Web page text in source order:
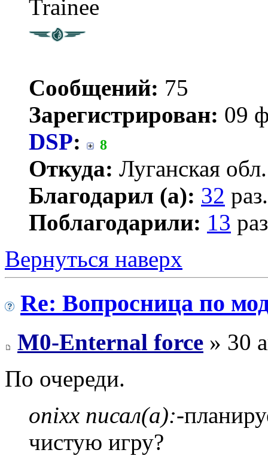
Trainee
Сообщений: 75
Зарегистрирован: 09
DSP: 8
Откуда: Луганская
Благодарил (а): 32 раз.
Поблагодарили: 13
Вернуться наверх
Re: Вопросница по
M0-Enternal force » 30
По очереди.
onixx писал(а):-
чистую игру?